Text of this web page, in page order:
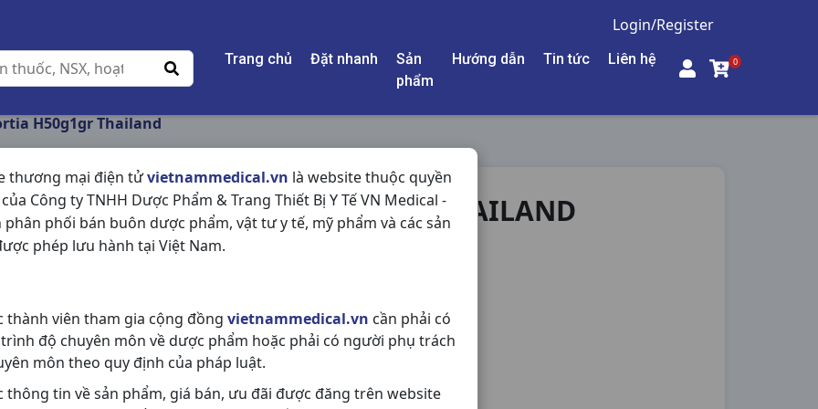
Login/Register
Trang chủ Đặt nhanh
Sản
phẩm
Hướng dẫn Tin tức Liên hệ 0
thương mại điện tửvietnammedical.vn là website thuộc quyền
Công ty TNHH Dược Phẩm & Trang Thiết Bị Y Tế VN Medical -
phân phối bán buôn dược phẩm, vật tư y tế, mỹ phẩm và các sản
phép lưu hành tại Việt Nam.
thành viên tham gia cộng đồng vietnammedical.vn cần phải có
độ chuyên môn về dược phẩm hoặc phải có người phụ trách
môn theo quy định của pháp luật.
thông tin về sản phẩm, giá bán, ưu đãi được đăng trên website
H50g1gr Thailand
ORACORTIA H50G1GR THAILAND
NSX:Thailand
Chia sẻ qua mạng xã hội: